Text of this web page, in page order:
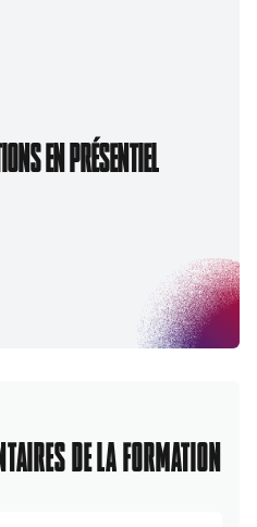
EN PRÉSENTIEL
DE LA FORMATION